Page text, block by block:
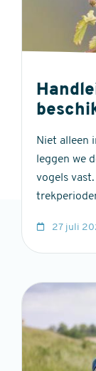
Niet alleen
leggen we
vogels
27 juli